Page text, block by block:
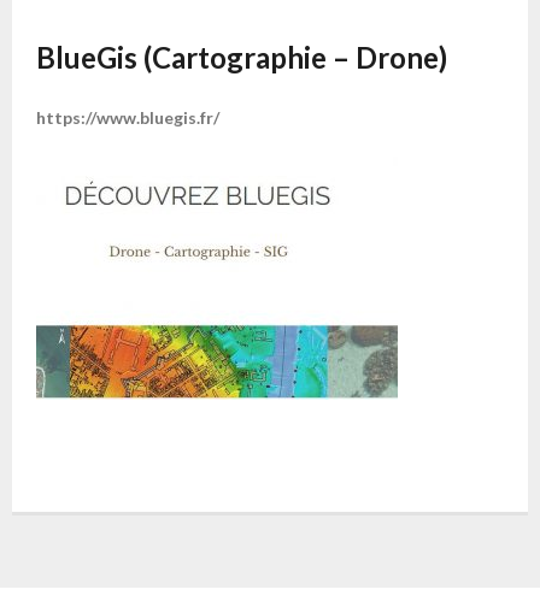
BlueGis (Cartographie – Drone)
https://www.bluegis.fr/